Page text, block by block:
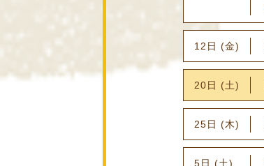
12日 (金)
20日 (土)
25日 (木)
5日 (土)